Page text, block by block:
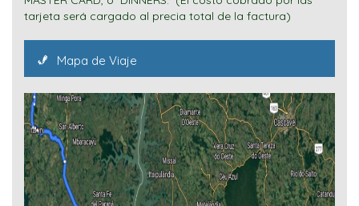
tarjeta será cargado al precia total de la factura)
Mapa de Viaje